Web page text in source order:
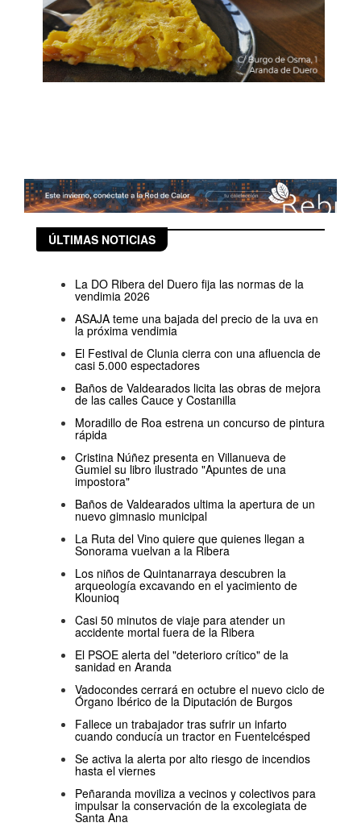
ÚLTIMAS NOTICIAS
La DO Ribera del Duero fija las normas de la
vendimia 2026
ASAJA teme una bajada del precio de la uva en
la próxima vendimia
El Festival de Clunia cierra con una afluencia de
casi 5.000 espectadores
Baños de Valdearados licita las obras de mejora
de las calles Cauce y Costanilla
Moradillo de Roa estrena un concurso de pintura
rápida
Cristina Núñez presenta en Villanueva de
Gumiel su libro ilustrado "Apuntes de una
impostora"
Baños de Valdearados ultima la apertura de un
nuevo gimnasio municipal
La Ruta del Vino quiere que quienes llegan a
Sonorama vuelvan a la Ribera
Los niños de Quintanarraya descubren la
arqueología excavando en el yacimiento de
Klounioq
Casi 50 minutos de viaje para atender un
accidente mortal fuera de la Ribera
El PSOE alerta del "deterioro crítico" de la
sanidad en Aranda
Vadocondes cerrará en octubre el nuevo ciclo de
Órgano Ibérico de la Diputación de Burgos
Fallece un trabajador tras sufrir un infarto
cuando conducía un tractor en Fuentelcésped
Se activa la alerta por alto riesgo de incendios
hasta el viernes
Peñaranda moviliza a vecinos y colectivos para
impulsar la conservación de la excolegiata de
Santa Ana